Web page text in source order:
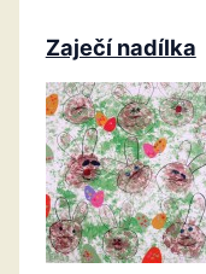
Zaječí nadílka